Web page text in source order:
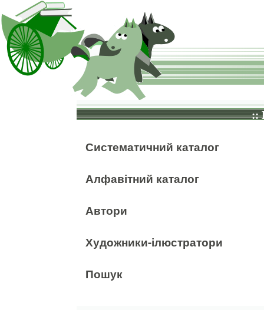
::
Систематичний каталог
Алфавітний каталог
Автори
Художники-ілюстратори
Пошук